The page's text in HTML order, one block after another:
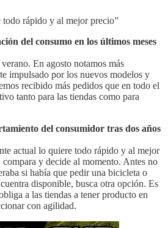
rápido y al mejor precio”
del consumo en los últimos meses
En agosto notamos más
impulsado por los nuevos modelos y
recibido más pedidos que en todo el
tanto para las tiendas como para
del consumidor tras dos años
actual lo quiere todo rápido y al mejor
y decide al momento. Antes no
si había que pedir una bicicleta o
disponible, busca otra opción. Es
a las tiendas a tener producto en
con agilidad.